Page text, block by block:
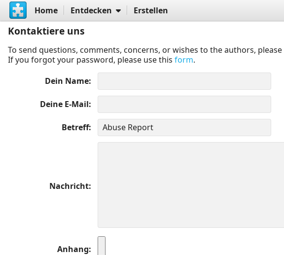
Home Entdecken Erstellen
Kontaktiere uns
To send questions, comments, concerns, or wishes to the authors,
If you forgot your password, please use this form.
Dein Name
Deine E-Mail
Betreff
Nachricht
Anhang